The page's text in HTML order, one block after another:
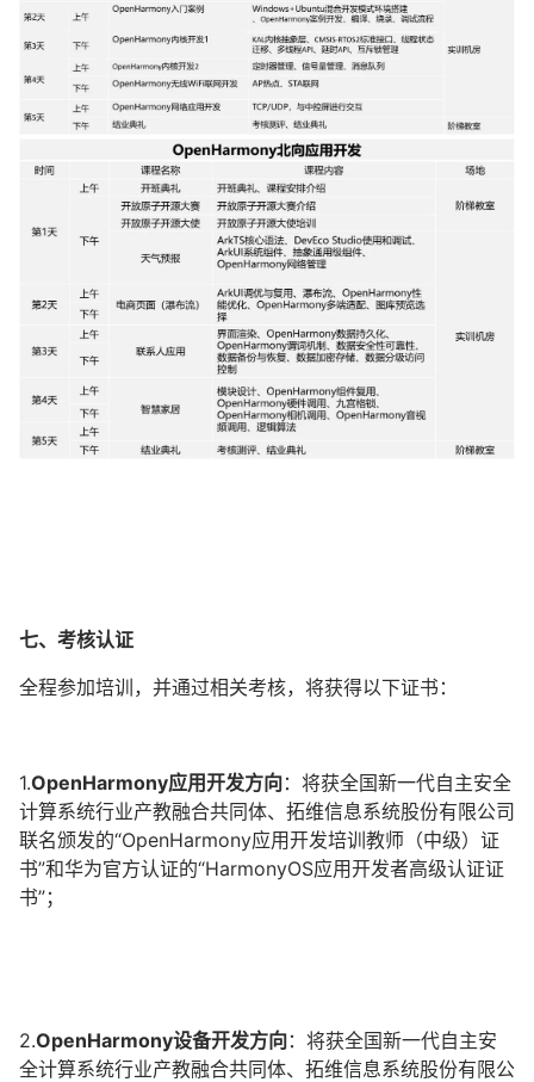
七、考核认证
全程参加培训，并通过相关考核，将获得以下证书：
1.OpenHarmony应用开发方向：将获全国新一代自主安全
计算系统行业产教融合共同体、拓维信息系统股份有限公司
联名颁发的“OpenHarmony应用开发培训教师（中级）证
书”和华为官方认证的“HarmonyOS应用开发者高级认证证
书”；
2.OpenHarmony设备开发方向：将获全国新一代自主安
全计算系统行业产教融合共同体、拓维信息系统股份有限公